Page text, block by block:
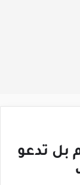
بل تدعو